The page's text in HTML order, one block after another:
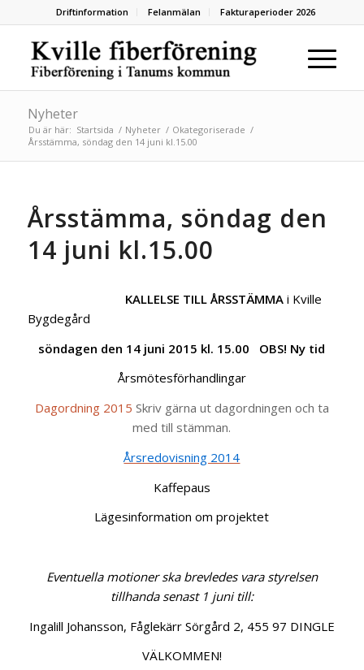
Driftinformation Felanmälan Fakturaperioder 2026
Nyheter
Du är här: Startsida / Nyheter / Okategoriserade /
Årsstämma, söndag den 14 juni kl.15.00
Årsstämma, söndag den
14 juni kl.15.00
KALLELSE TILL ÅRSSTÄMMA i Kville
Bygdegård
söndagen den 14 juni 2015 kl. 15.00 OBS! Ny tid
Årsmötesförhandlingar
Dagordning 2015 Skriv gärna ut dagordningen och ta
med till stämman.
Årsredovisning 2014
Kaffepaus
Lägesinformation om projektet
Eventuella motioner ska brevledes vara styrelsen
tillhanda senast 1 juni till:
Ingalill Johansson, Fåglekärr Sörgård 2, 455 97 DINGLE
VÄLKOMMEN!